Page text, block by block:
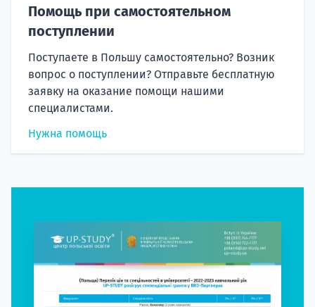
Помощь при самостоятельном
поступлении
Поступаете в Польшу самостоятельно? Возник
вопрос о поступлении? Отправьте бесплатную
заявку на оказание помощи нашими
специалистами.
Нужна помощь